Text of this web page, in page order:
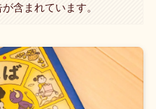
含まれています。